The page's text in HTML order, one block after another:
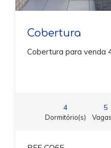
Cobertura
Cobertura para venda
4
Dormitório(s)
5